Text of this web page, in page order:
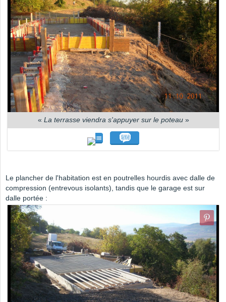
« La terrasse viendra s'appuyer sur le poteau»
Le plancher de l'habitation est en poutrelles hourdis avec dalle de
compression (entrevous isolants), tandis que le garage est sur
dalle portée :